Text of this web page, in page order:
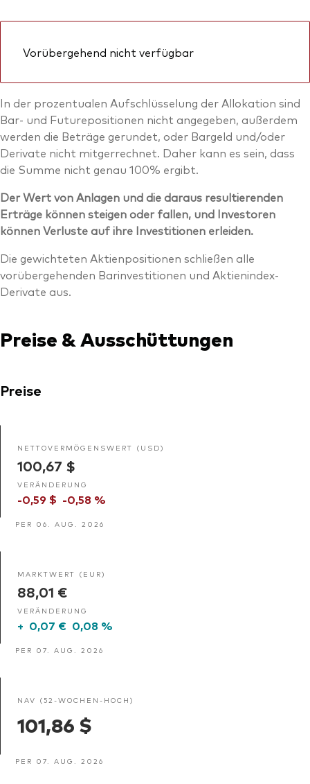
Vorübergehend nicht verfügbar
In der prozentualen Aufschlüsselung der Allokation sind
Bar- und Futurepositionen nicht angegeben, außerdem
werden die Beträge gerundet, oder Bargeld und/oder
Derivate nicht mitgerrechnet. Daher kann es sein, dass
die Summe nicht genau 100% ergibt.
Der Wert von Anlagen und die daraus resultierenden
Erträge können steigen oder fallen, und Investoren
können Verluste auf ihre Investitionen erleiden.
Die gewichteten Aktienpositionen schließen alle
vorübergehenden Barinvestitionen und Aktienindex-
Derivate aus.
Preise & Ausschüttungen
Preise
NETTOVERMÖGENSWERT (USD)
100,67 $
VERÄNDERUNG
-0,59 $ -0,58 %
PER 06. AUG. 2026
MARKTWERT (EUR)
88,01 €
VERÄNDERUNG
+ 0,07 € 0,08 %
PER 07. AUG. 2026
NAV (52-WOCHEN-HOCH)
101,86 $
PER 07. AUG. 2026